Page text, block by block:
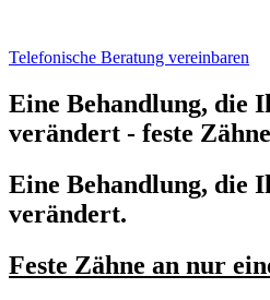
Telefonische Beratung vereinbaren
Eine Behandlung, die
verändert - feste
Eine Behandlung, die
verändert.
Feste Zähne an nur